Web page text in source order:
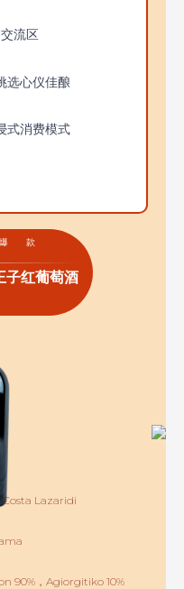
流区
选心仪佳酿
式消费模式
款
子红葡萄酒
Lazaridi
90%，Agiorgitiko 10%